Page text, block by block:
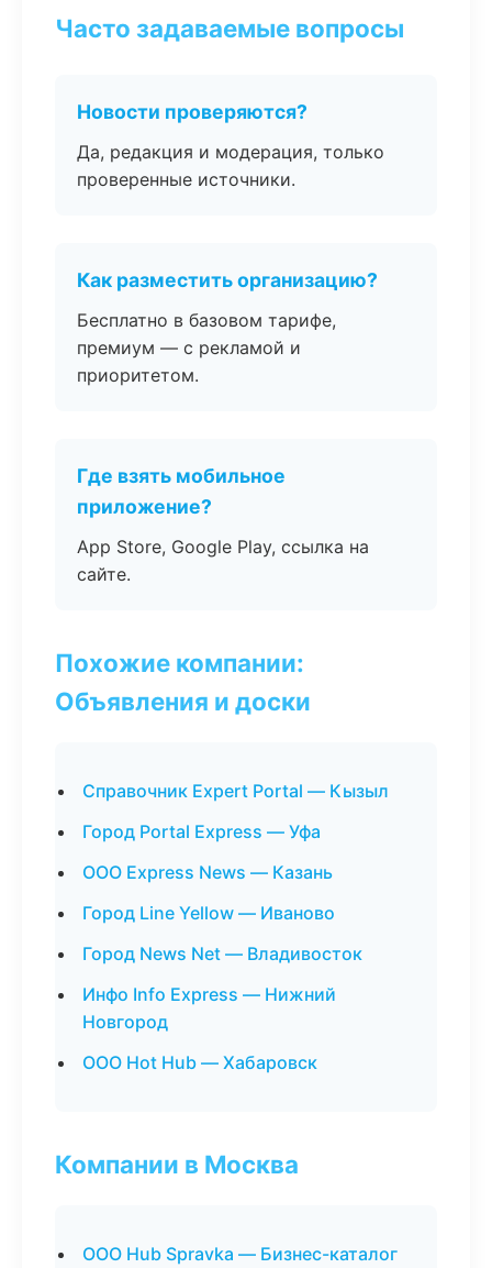
Часто задаваемые вопросы
Новости проверяются?
Да, редакция и модерация, только
проверенные источники.
Как разместить организацию?
Бесплатно в базовом тарифе,
премиум — с рекламой и
приоритетом.
Где взять мобильное
приложение?
App Store, Google Play, ссылка на
сайте.
Похожие компании:
Объявления и доски
Справочник Expert Portal — Кызыл
Город Portal Express — Уфа
ООО Express News — Казань
Город Line Yellow — Иваново
Город News Net — Владивосток
Инфо Info Express — Нижний
Новгород
ООО Hot Hub — Хабаровск
Компании в Москва
ООО Hub Spravka — Бизнес-каталог